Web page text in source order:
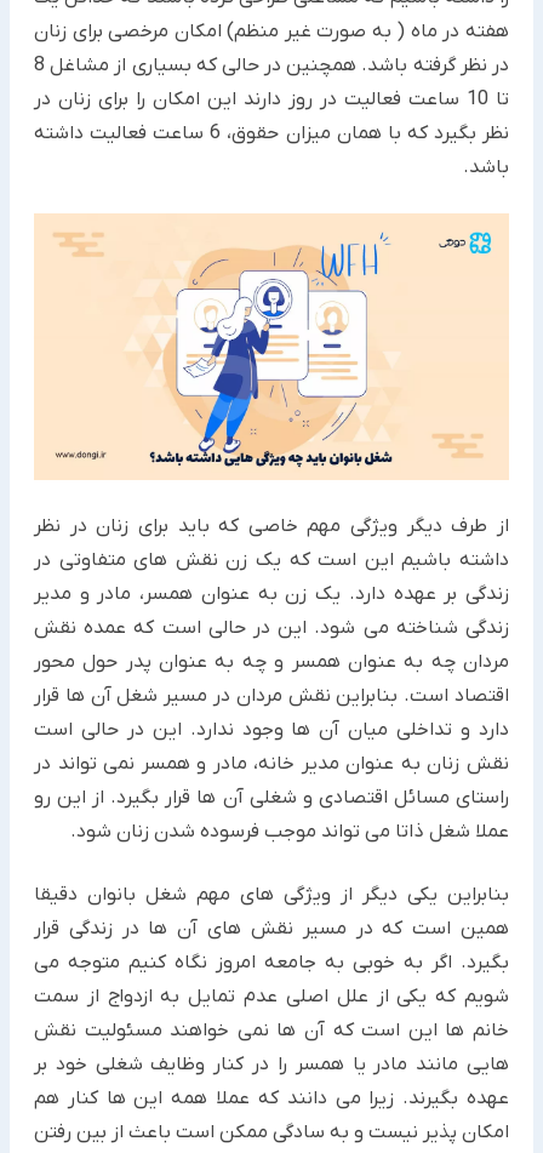
هفته در ماه ( به صورت غیر منظم) امکان مرخصی برای زنان
در نظر گرفته باشد. همچنین در حالی که بسیاری از مشاغل 8
تا 10 ساعت فعالیت در روز دارند این امکان را برای زنان در
نظر بگیرد که با همان میزان حقوق، 6 ساعت فعالیت داشته
باشد.
از طرف دیگر ویژگی مهم خاصی که باید برای زنان در نظر
داشته باشیم این است که یک زن نقش های متفاوتی در
زندگی بر عهده دارد. یک زن به عنوان همسر، مادر و مدیر
زندگی شناخته می شود. این در حالی است که عمده نقش
مردان چه به عنوان همسر و چه به عنوان پدر حول محور
اقتصاد است. بنابراین نقش مردان در مسیر شغل آن ها قرار
دارد و تداخلی میان آن ها وجود ندارد. این در حالی است
نقش زنان به عنوان مدیر خانه، مادر و همسر نمی تواند در
راستای مسائل اقتصادی و شغلی آن ها قرار بگیرد. از این رو
عملا شغل ذاتا می تواند موجب فرسوده شدن زنان شود.
بنابراین یکی دیگر از ویژگی های مهم شغل بانوان دقیقا
همین است که در مسیر نقش های آن ها در زندگی قرار
بگیرد. اگر به خوبی به جامعه امروز نگاه کنیم متوجه می
شویم که یکی از علل اصلی عدم تمایل به ازدواج از سمت
خانم ها این است که آن ها نمی خواهند مسئولیت نقش
هایی مانند مادر یا همسر را در کنار وظایف شغلی خود بر
عهده بگیرند. زیرا می دانند که عملا همه این ها کنار هم
امکان پذیر نیست و به سادگی ممکن است باعث از بین رفتن